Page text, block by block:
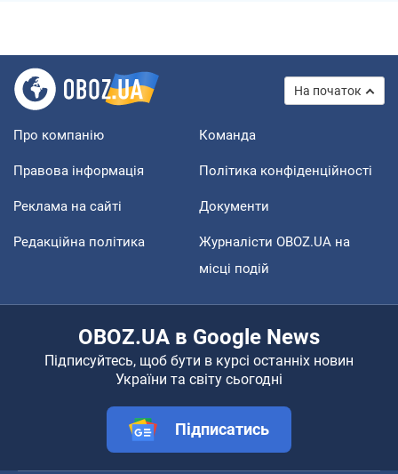
На початок
Про компанію Команда
Правова інформація Політика конфіденційності
Реклама на сайті Документи
Редакційна політика
Журналісти OBOZ.UA на
місці подій
OBOZ.UA в Google News
Підписуйтесь, щоб бути в курсі останніх новин
України та світу сьогодні
Підписатись